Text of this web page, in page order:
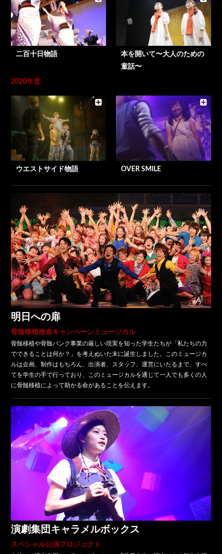
二百十日物語
本を開いて〜大人のための
童話〜
2020年度
ウエストサイド物語 OVER SMILE
明日への扉
骨髄移植推進キャンペーンミュージカル
骨髄移植や骨髄バンク事業の厳しい現実を知った学生たちが「私たちの力
でできることは何か？」を考えぬいた末に誕生しました。このミュージカ
ルは企画、制作はもちろん、出演者、スタッフ、運営にいたるまで、すべ
てを学生の手で行っており、このミュージカルを通じて一人でも多くの人
に骨髄移植によって助かる命があることを伝えます。
演劇集団キャラメルボックス
スペシャル公演プロジェクト